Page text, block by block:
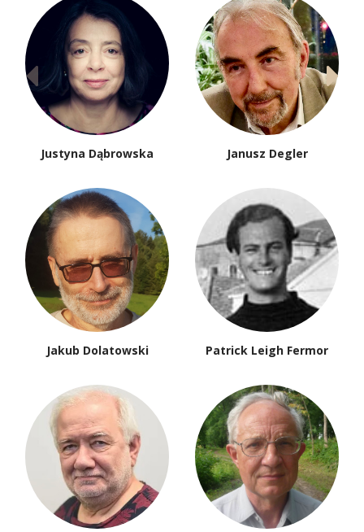
Justyna Dąbrowska Janusz Degler
Jakub Dolatowski Patrick Leigh Fermor